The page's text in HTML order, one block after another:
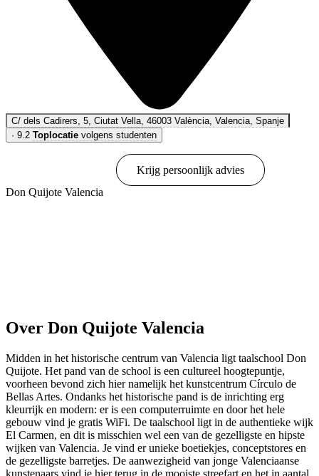
C/ dels Cadirers, 5, Ciutat Vella, 46003 València, Valencia, Spanje
· 9.2 Toplocatie volgens studenten
Krijg persoonlijk advies
Don Quijote Valencia
Over Don Quijote Valencia
Midden in het historische centrum van Valencia ligt taalschool Don
Quijote. Het pand van de school is een cultureel hoogtepuntje,
voorheen bevond zich hier namelijk het kunstcentrum Círculo de
Bellas Artes. Ondanks het historische pand is de inrichting erg
kleurrijk en modern: er is een computerruimte en door het hele
gebouw vind je gratis WiFi. De taalschool ligt in de authentieke wijk
El Carmen, en dit is misschien wel een van de gezelligste en hipste
wijken van Valencia. Je vind er unieke boetiekjes, conceptstores en
de gezelligste barretjes. De aanwezigheid van jonge Valenciaanse